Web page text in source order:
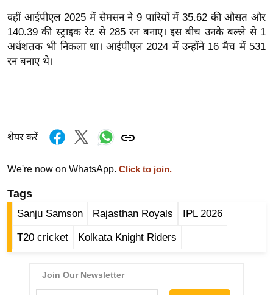
त
यं
ग
हि
ज
त
ऑ
टो
वहीं आईपीएल2025 में सैमसनने 9 पारियों में 35.62 की औसत और
140.39 की स्ट्राइक रेट से 285 रन बनाए। इस बीच उनके बल्ले से 1
अर्धशतकभी निकला था।आईपीएल 2024 में उन्होंने 16 मैच में 531
रन बनाए थे।
शेयर करें
We're now on WhatsApp. Click to join.
Tags
Sanju Samson Rajasthan Royals IPL 2026
T20 cricket Kolkata Knight Riders